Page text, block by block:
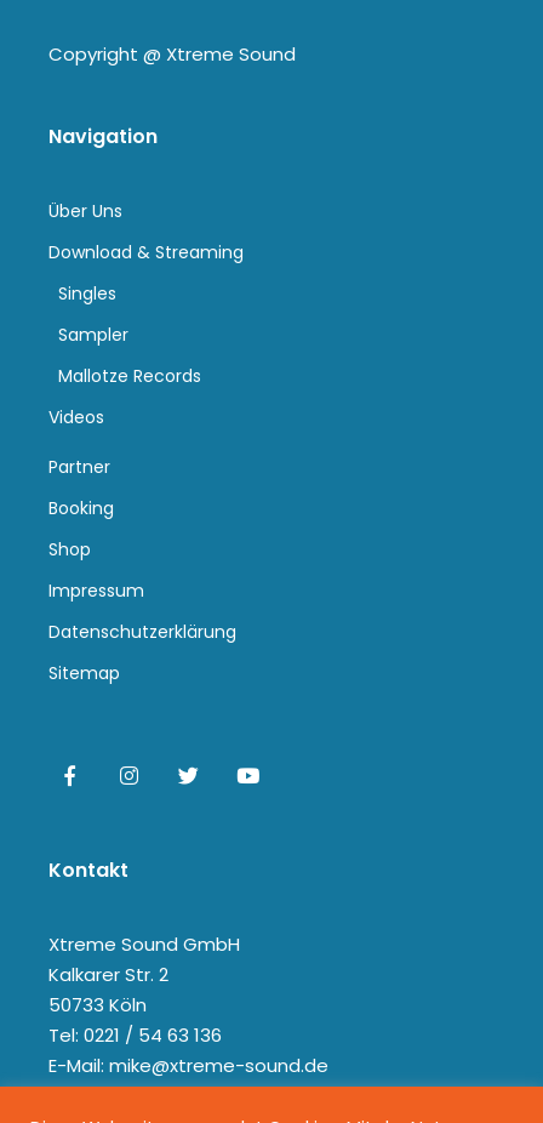
Copyright @ Xtreme Sound
Navigation
Über Uns
Download & Streaming
Singles
Sampler
Mallotze Records
Videos
Partner
Booking
Shop
Impressum
Datenschutzerklärung
Sitemap
Kontakt
Xtreme Sound GmbH
Kalkarer Str. 2
50733 Köln
Tel: 0221 / 54 63 136
E-Mail: mike@xtreme-sound.de